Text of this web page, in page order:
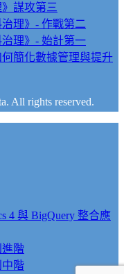
謀攻第三
理》- 作戰第二
理》- 始計第一
簡化數據管理與提升
All rights reserved.
4 與 BigQuery 整合應
進階
中階